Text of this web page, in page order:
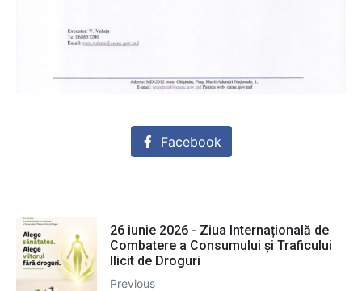
Facebook
26 iunie 2026 - Ziua Internațională de
Combatere a Consumului și Traficului
Ilicit de Droguri
Previous